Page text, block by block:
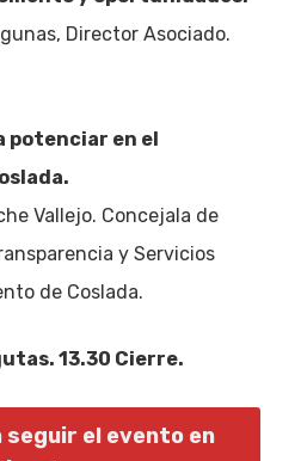
Director Asociado.
potenciar en el
Vallejo. Concejala de
y Servicios
de Coslada.
13.30 Cierre.
el evento en